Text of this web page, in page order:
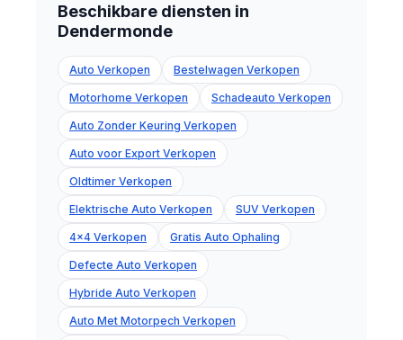
Beschikbare diensten in
Dendermonde
Auto Verkopen Bestelwagen Verkopen
Motorhome Verkopen Schadeauto Verkopen
Auto Zonder Keuring Verkopen
Auto voor Export Verkopen
Oldtimer Verkopen
Elektrische Auto Verkopen SUV Verkopen
4x4 Verkopen Gratis Auto Ophaling
Defecte Auto Verkopen
Hybride Auto Verkopen
Auto Met Motorpech Verkopen